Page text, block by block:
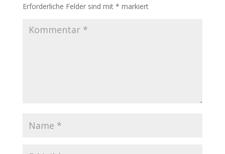
Erforderliche Felder sind mit * markiert